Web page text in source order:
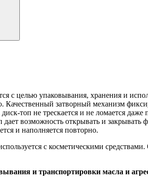
с целью упаковывания, хранения и
Качественный затворный механизм
топ не трескается и не ломается
возможность открывать и
и наполняется повторно.
с косметическими
и транспортировки масла и